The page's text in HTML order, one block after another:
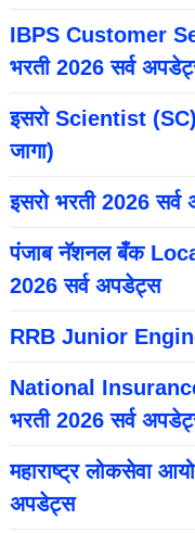
IBPS Customer
भरती 2026 सर्व
इसरो Scientist
जागा)
इसरो भरती 2026
पंजाब नॅशनल बँक
2026 सर्व अपडेट्स
RRB Junior
National
भरती 2026 सर्व
महाराष्ट्र लोकसेवा
अपडेट्स